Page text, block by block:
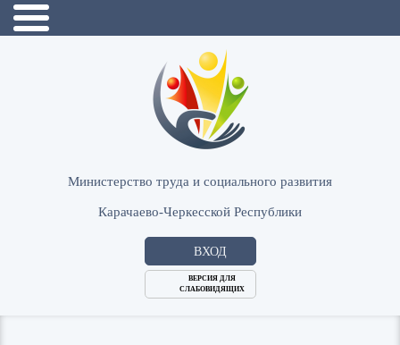
Министерство труда и социального развития
Карачаево-Черкесской Республики
ВХОД
ВЕРСИЯ ДЛЯ
СЛАБОВИДЯЩИХ